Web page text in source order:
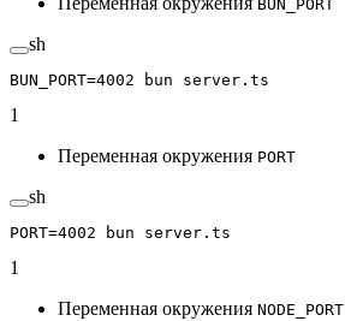
BUN_PORT
sh
BUN_PORT=4002 bun server.ts
1
Переменная окружения PORT
sh
PORT=4002 bun server.ts
1
Переменная окружения NODE_PORT